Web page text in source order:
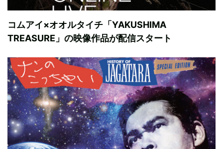
コムアイ×オオルタイチ「YAKUSHIMA
TREASURE」の映像作品が配信スタート